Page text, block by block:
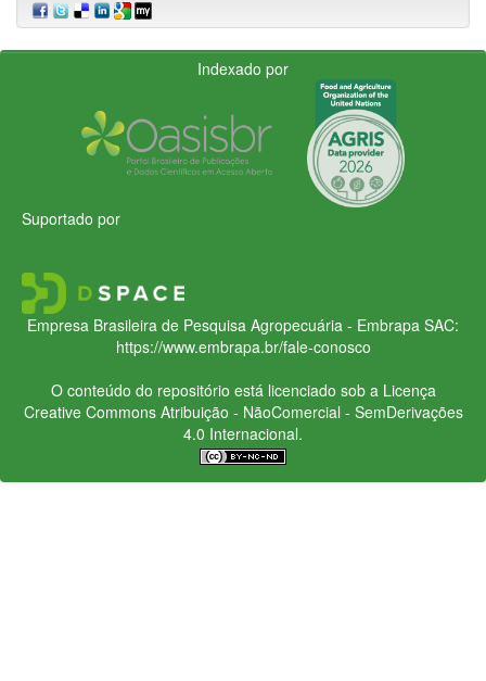
Indexado por
Suportado por
Empresa Brasileira de Pesquisa Agropecuária - Embrapa SAC:
https://www.embrapa.br/fale-conosco
O conteúdo do repositório está licenciado sob a Licença
Creative CommonsAtribuição - NãoComercial - SemDerivações
4.0 Internacional.